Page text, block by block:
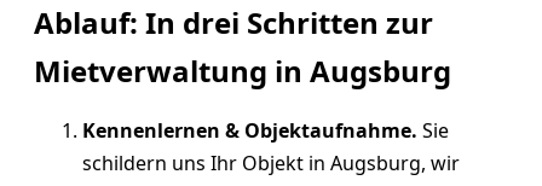
Ablauf: In drei Schritten zur
Mietverwaltung in Augsburg
Kennenlernen & Objektaufnahme. Sie
schildern uns Ihr Objekt in Augsburg, wir